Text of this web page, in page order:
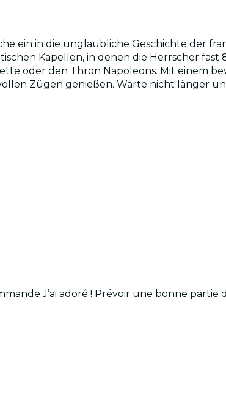
ein in die unglaubliche Geschichte der
Kapellen, in denen die Herrscher
oder den Thron Napoleons. Mit einem
Zügen genießen. Warte nicht länger
J’ai adoré ! Prévoir une bonne